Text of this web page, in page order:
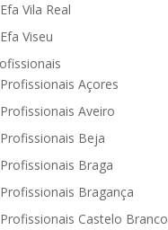
Vila Real
Viseu
Açores
Aveiro
Beja
Braga
Bragança
Castelo Branco